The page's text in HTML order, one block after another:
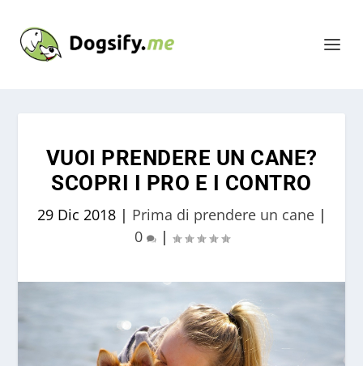
VUOI PRENDERE UN CANE?
SCOPRI I PRO E I CONTRO
29 Dic 2018| Prima di prendere un cane|
0
|